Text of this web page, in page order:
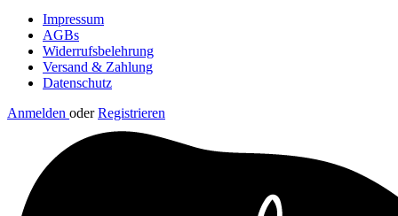
Impressum
AGBs
Widerrufsbelehrung
Versand & Zahlung
Datenschutz
Anmelden oder Registrieren